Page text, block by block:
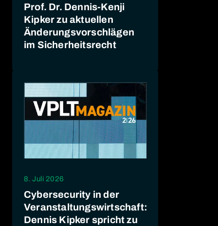
Prof. Dr. Dennis-Kenji
Kipker zu aktuellen
Änderungsvorschlägen
im Sicherheitsrecht
8. Juli 2026
Cybersecurity in der
Veranstaltungswirtschaft:
Dennis Kipker spricht zu